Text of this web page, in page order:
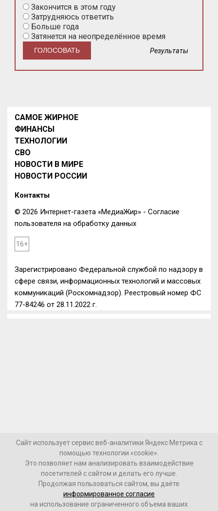
Закончится в этом году
Затрудняюсь ответить
Больше года
Затянется на неопределённое время
Результаты
САМОЕ ЖИРНОЕ
ФИНАНСЫ
ТЕХНОЛОГИИ
СВО
НОВОСТИ В МИРЕ
НОВОСТИ РОССИИ
Контакты
© 2026 Интернет-газета «МедиаЖир» - Согласие
пользователя на обработку данных
16+
Зарегистрировано Федеральной службой по надзору в
сфере связи, информационных технологий и массовых
коммуникаций (Роскомнадзор). Реестровый номер ФС
77-84246 от 28.11.2022 г.
Сайт использует сервис веб-аналитики Яндекс Метрика с
помощью технологии «cookie».
Это позволяет нам анализировать взаимодействие
посетителей с сайтом и делать его лучше.
Продолжая пользоваться сайтом, вы даёте
информированное согласие
на использование ограниченного объема ваших